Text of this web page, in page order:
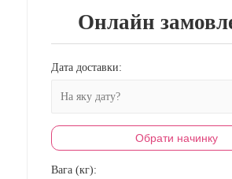
Онлайн
Дата доставки:
Обрати начинку
Вага (кг):